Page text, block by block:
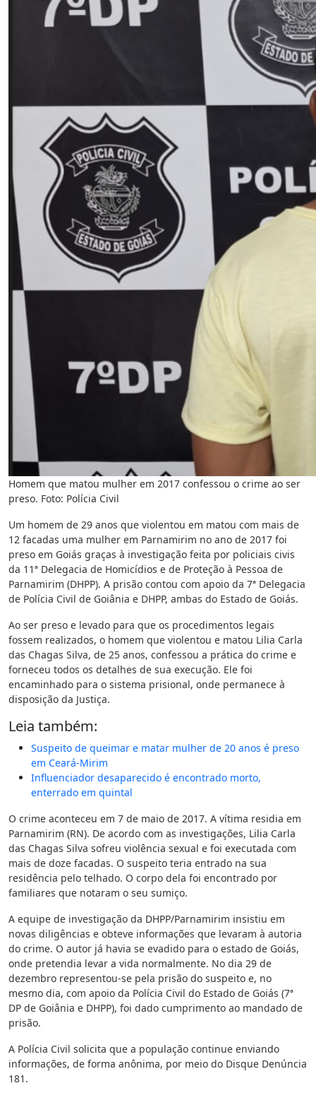
Homem que matou mulher em 2017 confessou o crime ao ser
preso. Foto: Polícia Civil
Um homem de 29 anos que violentou em matou com mais de
12 facadas uma mulher em Parnamirim no ano de 2017 foi
preso em Goiás graças à investigação feita por policiais civis
da 11ª Delegacia de Homicídios e de Proteção à Pessoa de
Parnamirim (DHPP). A prisão contou com apoio da 7ª Delegacia
de Polícia Civil de Goiânia e DHPP, ambas do Estado de Goiás.
Ao ser preso e levado para que os procedimentos legais
fossem realizados, o homem que violentou e matou Lilia Carla
das Chagas Silva, de 25 anos, confessou a prática do crime e
forneceu todos os detalhes de sua execução. Ele foi
encaminhado para o sistema prisional, onde permanece à
disposição da Justiça.
Leia também:
Suspeito de queimar e matar mulher de 20 anos é preso
em Ceará-Mirim
Influenciador desaparecido é encontrado morto,
enterrado em quintal
O crime aconteceu em 7 de maio de 2017. A vítima residia em
Parnamirim (RN). De acordo com as investigações, Lilia Carla
das Chagas Silva sofreu violência sexual e foi executada com
mais de doze facadas. O suspeito teria entrado na sua
residência pelo telhado. O corpo dela foi encontrado por
familiares que notaram o seu sumiço.
A equipe de investigação da DHPP/Parnamirim insistiu em
novas diligências e obteve informações que levaram à autoria
do crime. O autor já havia se evadido para o estado de Goiás,
onde pretendia levar a vida normalmente. No dia 29 de
dezembro representou-se pela prisão do suspeito e, no
mesmo dia, com apoio da Polícia Civil do Estado de Goiás (7ª
DP de Goiânia e DHPP), foi dado cumprimento ao mandado de
prisão.
A Polícia Civil solicita que a população continue enviando
informações, de forma anônima, por meio do Disque Denúncia
181.